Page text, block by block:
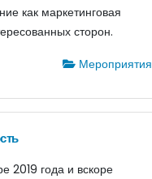
как маркетинговая
сторон.
Мероприятия
2019 года и вскоре